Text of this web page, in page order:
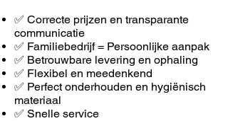
✅ Correcte prijzen en transparante
communicatie
✅ Familiebedrijf = Persoonlijke aanpak
✅ Betrouwbare levering en ophaling
✅ Flexibel en meedenkend
✅ Perfect onderhouden en hygiënisch
materiaal
✅ Snelle service